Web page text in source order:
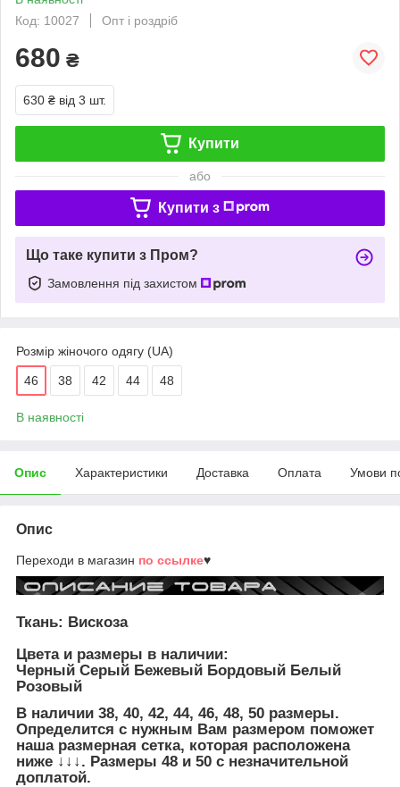
Код: 10027
Опт і роздріб
680 ₴
630 ₴ від 3 шт.
Купити
або
Купити з
Що таке купити з Пром?
Замовлення під захистом
Розмір жіночого одягу (UA)
46 38 42 44 48
В наявності
Опис Характеристики Доставка Оплата Умови
Опис
Переходи в магазин по ссылке♥
Ткань: Вискоза
Цвета и размеры в наличии:
Черный Серый Бежевый Бордовый Белый
Розовый
В наличии 38, 40, 42, 44, 46, 48, 50 размеры.
Определится с нужным Вам размером поможет
наша размерная сетка, которая расположена
ниже ↓↓↓. Размеры 48 и 50 с незначительной
доплатой.